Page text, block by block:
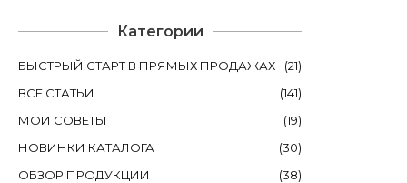
Категории
БЫСТРЫЙ СТАРТ В ПРЯМЫХ ПРОДАЖАХ (21)
ВСЕ СТАТЬИ
(141)
МОИ СОВЕТЫ
(19)
НОВИНКИ КАТАЛОГА
(30)
ОБЗОР ПРОДУКЦИИ
(38)